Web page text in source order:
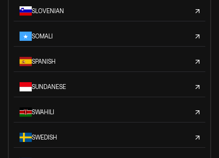
SLOVENIAN
SOMALI
SPANISH
SUNDANESE
SWAHILI
SWEDISH